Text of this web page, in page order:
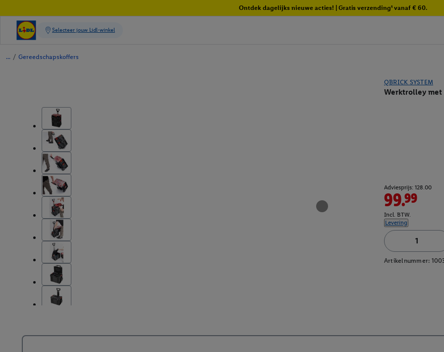
Ontdek dagelijks nieuwe acties! | Gratis verzending¹ vanaf € 60.
/ Gereedschapskoffers
QBRICK SYSTEM
Werktrolley
Adviesprijs: 128.00
99.99
Incl. BTW.
Levering
Artikelnummer: